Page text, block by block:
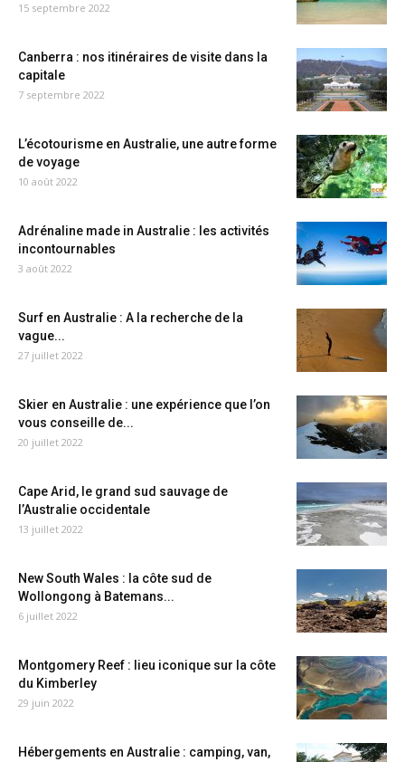
15 septembre 2022
Canberra : nos itinéraires de visite dans la
capitale
7 septembre 2022
L’écotourisme en Australie, une autre forme
de voyage
10 août 2022
Adrénaline made in Australie : les activités
incontournables
3 août 2022
Surf en Australie : A la recherche de la
vague...
27 juillet 2022
Skier en Australie : une expérience que l’on
vous conseille de...
20 juillet 2022
Cape Arid, le grand sud sauvage de
l’Australie occidentale
13 juillet 2022
New South Wales : la côte sud de
Wollongong à Batemans...
6 juillet 2022
Montgomery Reef : lieu iconique sur la côte
du Kimberley
29 juin 2022
Hébergements en Australie : camping, van,